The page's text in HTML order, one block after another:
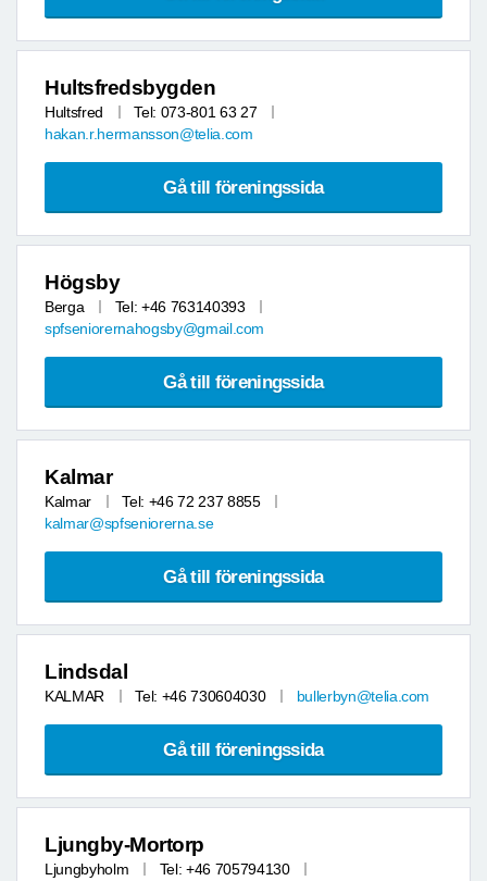
Hultsfredsbygden
Hultsfred
Tel: 073-801 63 27
hakan.r.hermansson@telia.com
Gå till föreningssida
Högsby
Berga
Tel: +46 763140393
spfseniorernahogsby@gmail.com
Gå till föreningssida
Kalmar
Kalmar
Tel: +46 72 237 8855
kalmar@spfseniorerna.se
Gå till föreningssida
Lindsdal
KALMAR Tel: +46 730604030 bullerbyn@telia.com
Gå till föreningssida
Ljungby-Mortorp
Ljungbyholm
Tel: +46 705794130